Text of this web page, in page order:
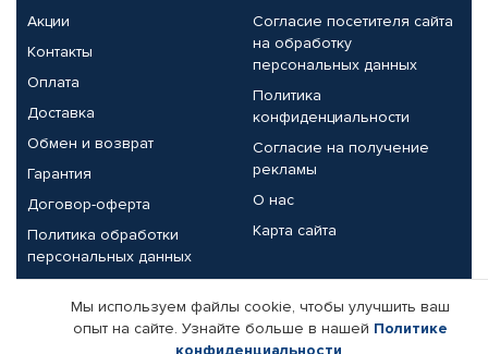
Акции
Контакты
Оплата
Доставка
Обмен и возврат
Гарантия
Договор-оферта
Политика обработки
персональных данных
Согласие посетителя сайта
на обработку
персональных данных
Политика
конфиденциальности
Согласие на получение
рекламы
О нас
Карта сайта
Партнерам
Корпоративным клиентам Реквизиты компании
Мы используем файлы cookie, чтобы улучшить ваш
опыт на сайте. Узнайте больше в нашей Политике
конфиденциальности